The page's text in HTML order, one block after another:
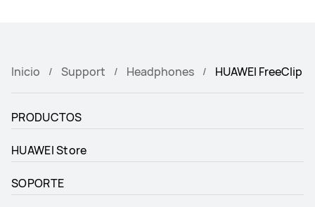
Inicio Support Headphones HUAWEI FreeClip
PRODUCTOS
HUAWEI Store
SOPORTE